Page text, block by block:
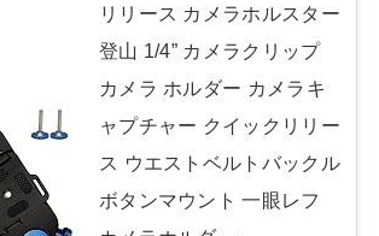
リリース カメラホルスター
登山 1/4” カメラクリップ
カメラ ホルダー カメラキ
ャプチャー クイックリリー
ス ウエストベルトバックル
ボタンマウント 一眼レフ